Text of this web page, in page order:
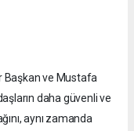
Başkan ve Mustafa
daha güvenli ve
aynı zamanda